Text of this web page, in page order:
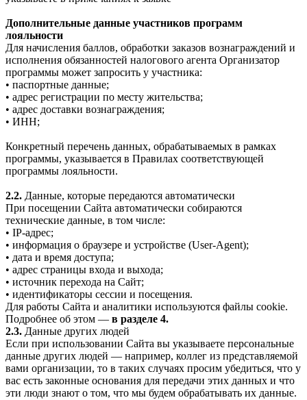
Дополнительные данные участников программ
лояльности
Для начисления баллов, обработки заказов вознаграждений и
исполнения обязанностей налогового агента Организатор
программы может запросить у участника:
• паспортные данные;
• адрес регистрации по месту жительства;
• адрес доставки вознаграждения;
• ИНН;
Конкретный перечень данных, обрабатываемых в рамках
программы, указывается в Правилах соответствующей
программы лояльности.
2.2. Данные, которые передаются автоматически
При посещении Сайта автоматически собираются
технические данные, в том числе:
• IP-адрес;
• информация о браузере и устройстве (User-Agent);
• дата и время доступа;
• адрес страницы входа и выхода;
• источник перехода на Сайт;
• идентификаторы сессии и посещения.
Для работы Сайта и аналитики используются файлы cookie.
Подробнее об этом — в разделе 4.
2.3. Данные других людей
Если при использовании Сайта вы указываете персональные
данные других людей — например, коллег из представляемой
вами организации, то в таких случаях просим убедиться, что у
вас есть законные основания для передачи этих данных и что
эти люди знают о том, что мы будем обрабатывать их данные.